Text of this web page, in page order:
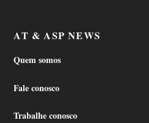
AT & ASP NEWS
Quem somos
Fale conosco
Trabalhe conosco